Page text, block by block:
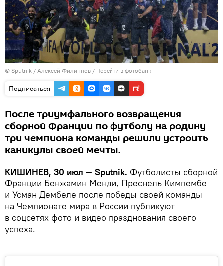
© Sputnik / Алексей Филиппов / Перейти в фотобанк
Подписаться
После триумфального возвращения
сборной Франции по футболу на родину
три чемпиона команды решили устроить
каникулы своей мечты.
КИШИНЕВ, 30 июл — Sputnik. Футболисты сборной
Франции Бенжамин Менди, Преснель Кимпембе
и Усман Дембеле после победы своей команды
на Чемпионате мира в России публикуют
в соцсетях фото и видео празднования своего
успеха.